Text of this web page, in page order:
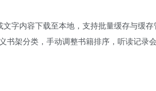
字内容下载至本地，支持批量缓存与缓存
架分类，手动调整书籍排序，听读记录